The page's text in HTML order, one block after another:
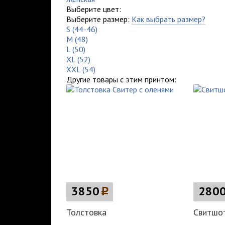
Выберите цвет:
Выберите размер: Как выбрать размер?
S (44-46)
M (48)
L (50)
XL (52)
XXL (54)
Другие товары с этим принтом:
3850p
Толстовка